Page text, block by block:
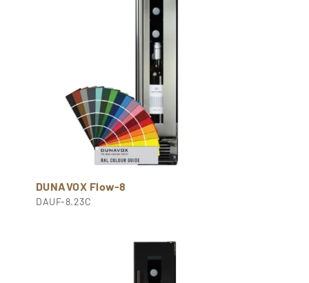
DUNAVOX Flow-8
DAUF-8.23C